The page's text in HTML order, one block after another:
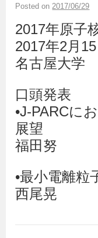
Posted on 2017/06/29
2017年原子
2017年2月15
名古屋大学
口頭発表
•J-PARCに
展望
福田努
•最小電離粒
西尾晃